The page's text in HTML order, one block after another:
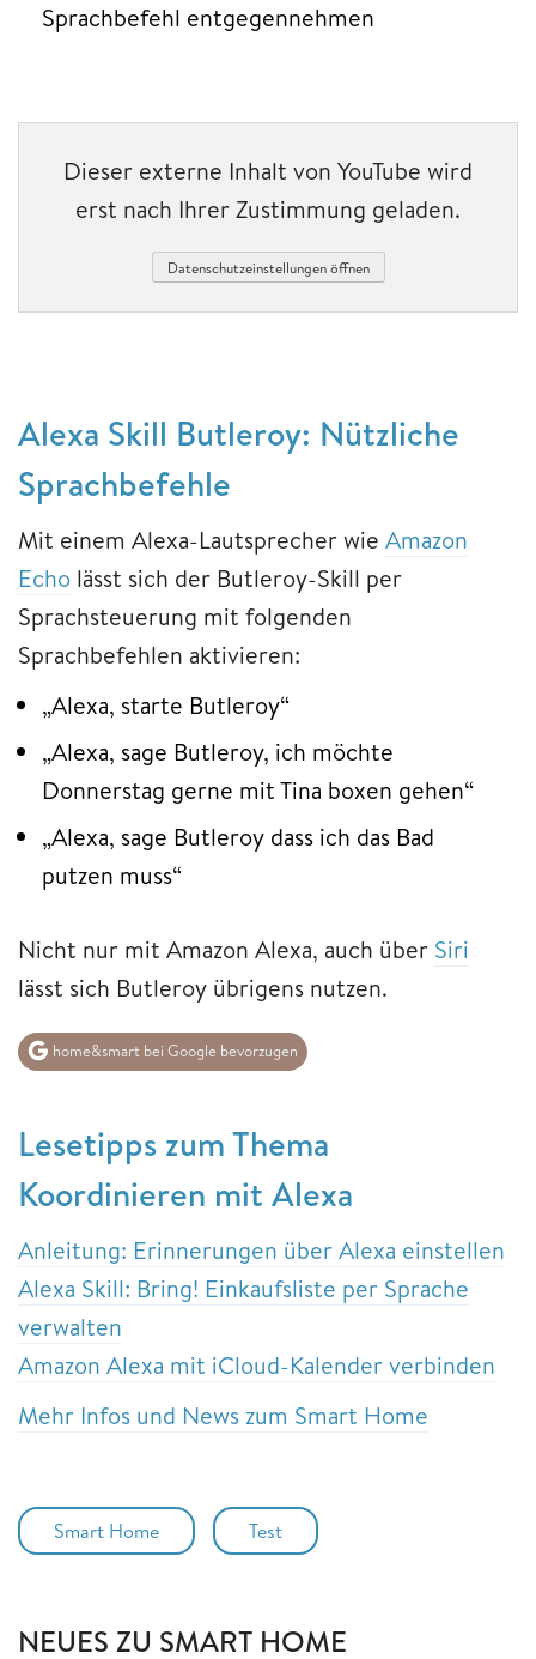
Sprachbefehl entgegennehmen
Dieser externe Inhalt von YouTube wird
erst nach Ihrer Zustimmung geladen.
Datenschutzeinstellungen öffnen
Alexa Skill Butleroy: Nützliche
Sprachbefehle
Mit einem Alexa-Lautsprecher wie Amazon
Echo lässt sich der Butleroy-Skill per
Sprachsteuerung mit folgenden
Sprachbefehlen aktivieren:
„Alexa, starte Butleroy“
„Alexa, sage Butleroy, ich möchte
Donnerstag gerne mit Tina boxen gehen“
„Alexa, sage Butleroy dass ich das Bad
putzen muss“
Nicht nur mit Amazon Alexa, auch über Siri
lässt sich Butleroy übrigens nutzen.
home&smart bei Google bevorzugen
Lesetipps zum Thema
Koordinieren mit Alexa
Anleitung: Erinnerungen über Alexa einstellen
Alexa Skill: Bring! Einkaufsliste per Sprache
verwalten
Amazon Alexa mit iCloud-Kalender verbinden
Mehr Infos und News zum Smart Home
Smart Home Test
NEUES ZU SMART HOME